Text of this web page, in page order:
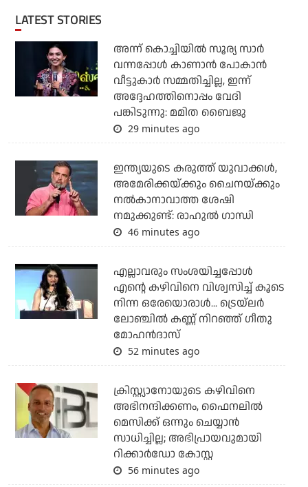
LATEST STORIES
അന്ന് കൊച്ചിയില്‍ സൂര്യ സാര്‍
വന്നപ്പോള്‍ കാണാന്‍ പോകാന്‍
വീട്ടുകാര്‍ സമ്മതിച്ചില്ല, ഇന്ന്
അദ്ദേഹത്തിനൊപ്പം വേദി
പങ്കിടുന്നു: മമിത ബൈജു
29 minutes ago
ഇന്ത്യയുടെ കരുത്ത് യുവാക്കള്‍,
അമേരിക്കയ്ക്കും ചൈനയ്ക്കും
നല്‍കാനാവാത്ത ശേഷി
നമുക്കുണ്ട്: രാഹുല്‍ ഗാന്ധി
46 minutes ago
എല്ലാവരും സംശയിച്ചപ്പോള്‍
എന്റെ കഴിവിനെ വിശ്വസിച്ച് കൂടെ
നിന്ന ഒരേയൊരാള്‍... ട്രെയ്‌ലര്‍
ലോഞ്ചില്‍ കണ്ണ് നിറഞ്ഞ് ഗീതു
മോഹന്‍ദാസ്
52 minutes ago
ക്രിസ്റ്റ്യാനോയുടെ കഴിവിനെ
അഭിനന്ദിക്കണം, ഫൈനലില്‍
മെസിക്ക് ഒന്നും ചെയ്യാന്‍
സാധിച്ചില്ല; അഭിപ്രായവുമായി
റിക്കാര്‍ഡോ കോസ്റ്റ
56 minutes ago